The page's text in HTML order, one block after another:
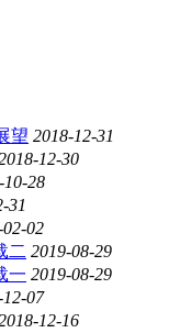
望 2018-12-31
12-30
10-28
31
02
二 2019-08-29
一 2019-08-29
07
12-16